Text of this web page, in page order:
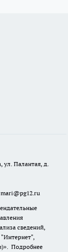
ул. Палантая, д.
сведений,
Подробнее